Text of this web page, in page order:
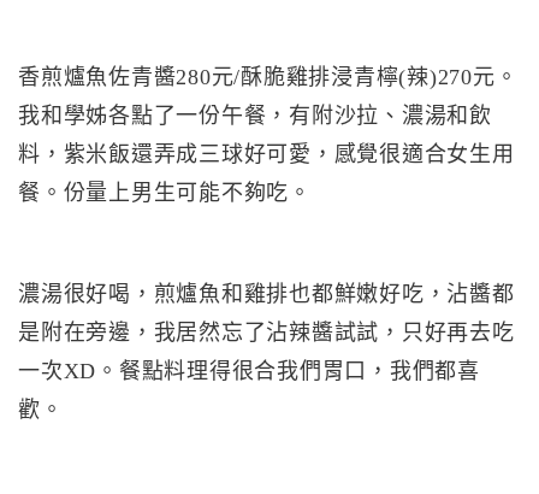
香煎爐魚佐青醬280元/酥脆雞排浸青檸(辣)270元。
我和學姊各點了一份午餐，有附沙拉、濃湯和飲
料，紫米飯還弄成三球好可愛，感覺很適合女生用
餐。份量上男生可能不夠吃。
濃湯很好喝，煎爐魚和雞排也都鮮嫩好吃，沾醬都
是附在旁邊，我居然忘了沾辣醬試試，只好再去吃
一次XD。餐點料理得很合我們胃口，我們都喜
歡。